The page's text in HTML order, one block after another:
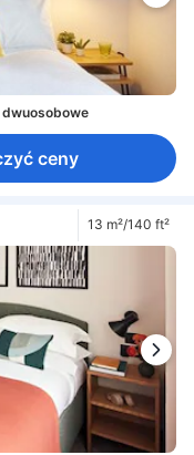
dwuosobowe
ceny
13 m²/140 ft²